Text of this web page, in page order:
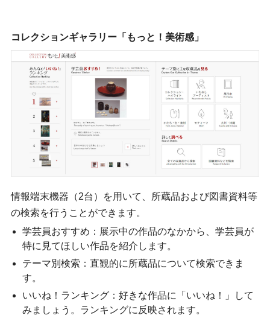
コレクションギャラリー「もっと！美術感」
情報端末機器（2台）を用いて、所蔵品および図書資料等
の検索を行うことができます。
学芸員おすすめ：展示中の作品のなかから、学芸員が
特に見てほしい作品を紹介します。
テーマ別検索：直観的に所蔵品について検索できま
す。
いいね！ランキング：好きな作品に「いいね！」して
みましょう。ランキングに反映されます。